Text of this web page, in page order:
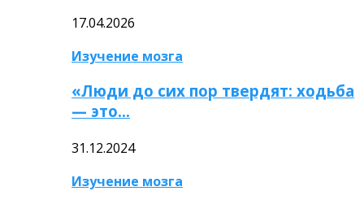
17.04.2026
Изучение мозга
«Люди до сих пор твердят: ходьба
— это…
31.12.2024
Изучение мозга